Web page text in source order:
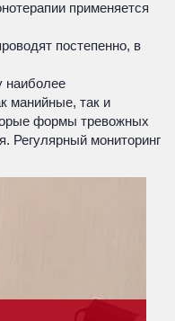
применяется
постепенно, в
наиболее
манийные, так и
формы тревожных
Регулярный мониторинг